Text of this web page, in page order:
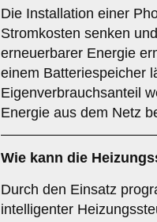
Die Installation einer
Stromkosten senken
erneuerbarer Energie
einem Batteriespeicher
Eigenverbrauchsanteil
Energie aus dem Netz
Wie kann die
Durch den Einsatz
intelligenter